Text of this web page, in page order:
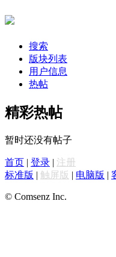
搜索
版块列表
用户信息
热帖
精彩热帖
暂时还没有帖子
首页 | 登录 | 注册
标准版 | 触屏版 | 电脑版 |
© Comsenz Inc.